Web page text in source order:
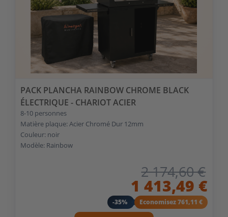
PACK PLANCHA RAINBOW CHROME BLACK
ÉLECTRIQUE - CHARIOT ACIER
8-10 personnes
Matière plaque: Acier Chromé Dur 12mm
Couleur: noir
Modèle: Rainbow
2 174,60 €
1 413,49 €
-35% Economisez 761,11 €